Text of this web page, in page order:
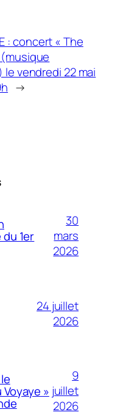
: concert « The
le vendredi 22 mai
→
du 1er
30
mars
2026
24 juillet
2026
»
9
juillet
2026